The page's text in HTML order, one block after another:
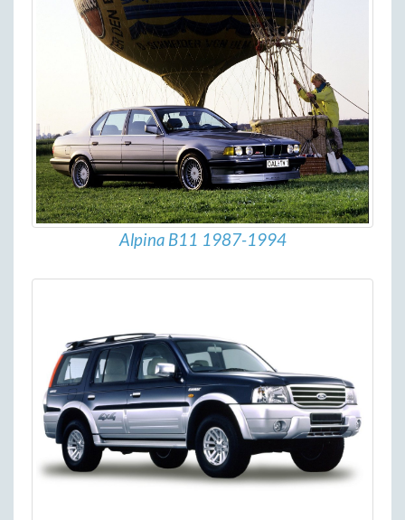
Alpina B11 1987-1994